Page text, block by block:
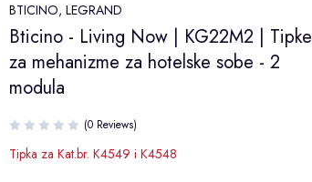
BTICINO,LEGRAND
Bticino - Living Now | KG22M2 | Tipke
za mehanizme za hotelske sobe - 2
modula
(0 Reviews)
Tipka za Kat.br. K4549 i K4548